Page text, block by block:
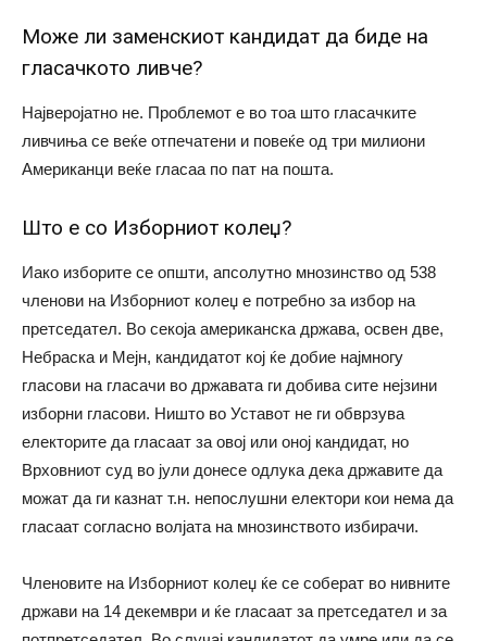
Може ли заменскиот кандидат да биде на
гласачкото ливче?
Најверојатно не. Проблемот е во тоа што гласачките
ливчиња се веќе отпечатени и повеќе од три милиони
Американци веќе гласаа по пат на пошта.
Што е со Изборниот колеџ?
Иако изборите се општи, апсолутно мнозинство од 538
членови на Изборниот колеџ е потребно за избор на
претседател. Во секоја американска држава, освен две,
Небраска и Мејн, кандидатот кој ќе добие најмногу
гласови на гласачи во државата ги добива сите нејзини
изборни гласови. Ништо во Уставот не ги обврзува
електорите да гласаат за овој или оној кандидат, но
Врховниот суд во јули донесе одлука дека државите да
можат да ги казнат т.н. непослушни електори кои нема да
гласаат согласно волјата на мнозинството избирачи.
Членовите на Изборниот колеџ ќе се соберат во нивните
држави на 14 декември и ќе гласаат за претседател и за